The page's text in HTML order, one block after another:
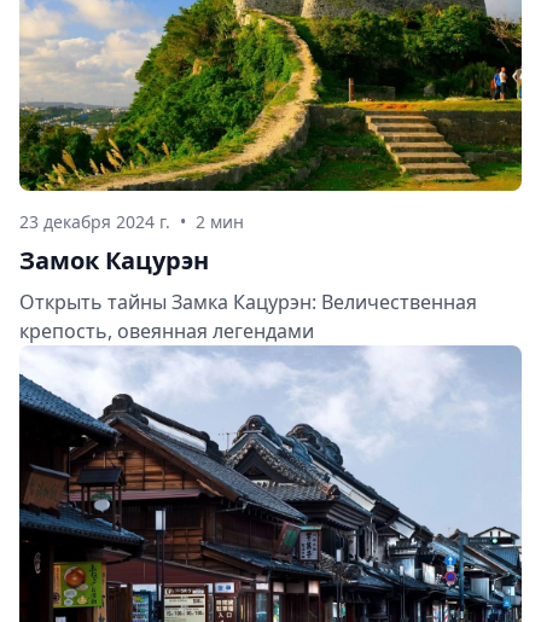
23 декабря 2024 г. • 2 мин
Замок Кацурэн
Открыть тайны Замка Кацурэн: Величественная
крепость, овеянная легендами